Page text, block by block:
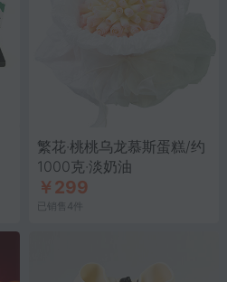
繁花·桃桃乌龙慕斯蛋糕/约
1000克·淡奶油
￥299
已销售4件